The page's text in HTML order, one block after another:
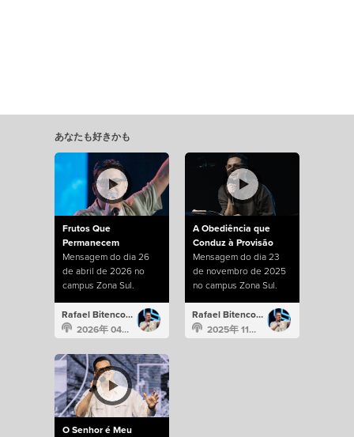
あなたも好きかも
Frutos Que
Permanecem
Mensagem do dia 26
de abril de 2026 no
campus Zona Sul.
Rafael Bitencourt
2026年 04月 26日
A Obediência que
Conduz à Provisão
Mensagem do dia 23
de novembro de 2025
no campus Zona Sul.
Rafael Bitencourt
2025年 11月 23日
O Senhor é Meu